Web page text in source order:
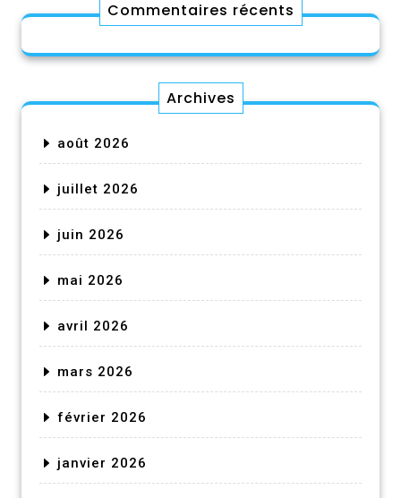
Commentaires récents
Archives
août 2026
juillet 2026
juin 2026
mai 2026
avril 2026
mars 2026
février 2026
janvier 2026